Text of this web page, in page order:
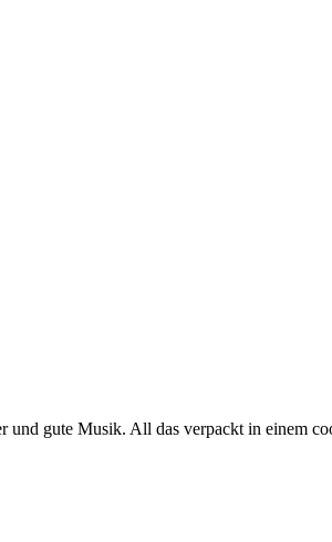
und gute Musik. All das verpackt in einem